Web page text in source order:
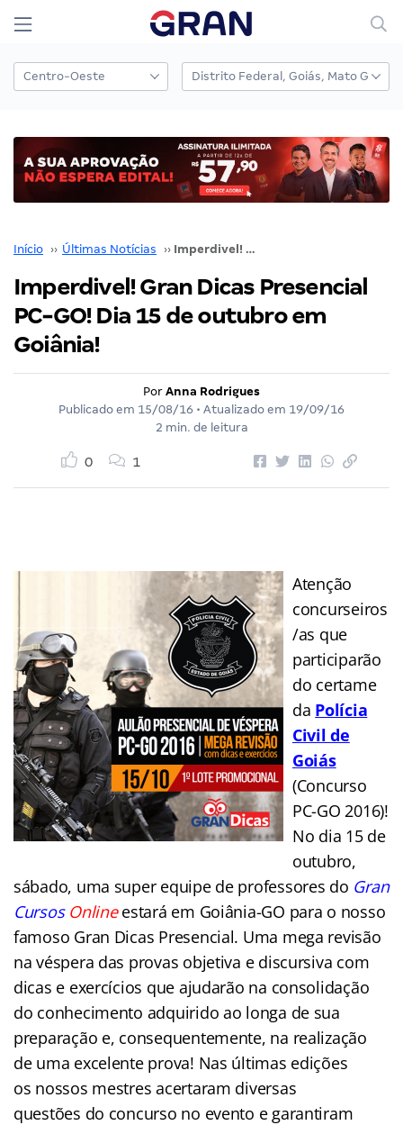
Início ›› Últimas Notícias ›› Imperdivel! Gran Dicas Presencial PC-GO! Dia 15 de outubro em Goiânia!
Imperdivel! Gran Dicas Presencial
PC-GO! Dia 15 de outubro em
Goiânia!
Por Anna Rodrigues
Publicado em 15/08/16 • Atualizado em 19/09/16
2 min. de leitura
0 1
Atenção
concurseiros
/as que
participarão
do certame
da Polícia
Civil de
Goiás
(Concurso
PC-GO 2016)!
No dia 15 de
outubro,
sábado, uma super equipe de professores do Gran
Cursos Onlineestará em Goiânia-GO para o nosso
famoso Gran Dicas Presencial. Uma mega revisão
na véspera das provas objetiva e discursiva com
dicas e exercícios que ajudarão na consolidação
do conhecimento adquirido ao longa de sua
preparação e, consequentemente, na realização
de uma excelente prova! Nas últimas edições
os nossos mestres acertaram diversas
questões do concurso no evento e garantiram